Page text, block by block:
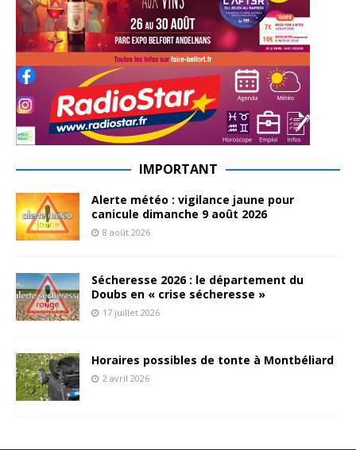
IMPORTANT
Alerte météo : vigilance jaune pour
canicule dimanche 9 août 2026
8 août 2026
Sécheresse 2026 : le département du
Doubs en « crise sécheresse »
17 juillet 2026
Horaires possibles de tonte à Montbéliard
2 avril 2026